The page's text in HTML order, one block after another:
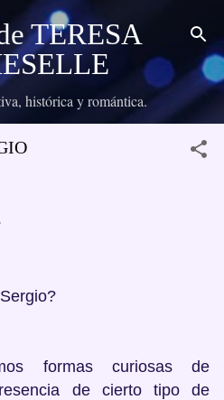
principal
TERESA
histórica y romántica.
formas curiosas de
de cierto tipo de